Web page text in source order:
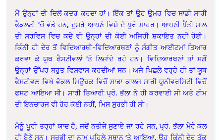
ਮੈਂ ਉਨ੍ਹਾਂ ਦੀ ਦਿਲੋਂ ਕਦਰ ਕਰਦਾ ਹਾਂ। ਇੱਕ ਤਾਂ ਉਹ ਉਮਰ ਵਿਚ ਸਾਡੀ ਸਾਰੀ
ਫੈਕਲਟੀ ’ਚੋਂ ਵੱਡੇ ਹਨ, ਦੂਸਰੇ ਆਪਣੇ ਵਿਸ਼ੇ ਦੇ ਪੂਰੇ ਮਾਹਰ। ਆਪਣੀ ਪੈਂਤੀ ਸਾਲ
ਦੀ ਸਰਵਿਸ ਵਿਚ ਕਦੇ ਵੀ ਉਨ੍ਹਾਂ ਦੀ ਕੋਈ ਅਜਿਹੀ ਸ਼ਕਾਇਤ ਨਹੀਂ ਹੋਈ।
ਕਿੰਨੀ ਹੀ ਦੇਰ ਤੋਂ ਵਿਦਿਆਰਥੀ-ਵਿਦਿਆਰਥਣਾਂ ਨੂੰ ਸੰਗੀਤ ਆਈਟਮਾਂ ਤਿਆਰ
ਕਰਵਾ ਕੇ ਯੂਥ ਫੈਸਟੀਵਲਾਂ ’ਤੇ ਲਿਜਾਂਦੇ ਰਹੇ ਹਨ। ਵਿਦਿਆਰਥਣਾਂ ਤਾਂ ਸਗੋਂ
ਉਨ੍ਹਾਂ ਉੱਪਰ ਬਹੁਤ ਵਿਸ਼ਵਾਸ ਕਰਦੀਆਂ ਸਨ। ਅਜੇ ਪਿਛਲੇ ਵਰ੍ਹੇ ਹੀ ਤਾਂ ਯੂਥ
ਫੈਸਟੀਵਲ ਵਿਖੇ ਵੋਕਲ ਮਿਊਜ਼ਕ ਵਿਚੋਂ ਸਾਡਾ ਕਾਲਜ ਸਾਰੀ ਯੂਨੀਵਰਸਿਟੀ ਵਿਚੋਂ
ਫਸਟ ਆਇਆ ਸੀ। ਸਾਰੀ ਤਿਆਰੀ ਪ੍ਰੋ. ਭੱਲਾ ਨੇ ਹੀ ਕਰਵਾਈ ਸੀ ਅਤੇ ਟੀਮ
ਦੀ ਇਨਚਾਰਜ ਵੀ ਹੋਰ ਕੋਈ ਨਹੀਂ, ਮਿਸ ਸੁਰਭੀ ਹੀ ਸੀ।
ਮੈਨੂੰ ਪੂਰੀ ਤਰ੍ਹਾਂ ਯਾਦ ਹੈ, ਜਦੋਂ ਨਤੀਜੇ ਸੁਣਾਏ ਜਾ ਰਹੇ ਸਨ, ਪ੍ਰੋ. ਭੱਲਾ ਮੇਰੇ ਕੋਲ
ਹੀ ਬੈਠੇ ਸਨ। ਸੁਰਭੀ ਦਾ ਨਾਮ ਪਹਿਲੇ ਸਥਾਨ ’ਤੇ ਆਇਆ, ਉਹ ਕਿੰਨੀ ਦੇਰ ਤੱਕ